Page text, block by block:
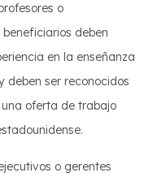
o
deben
en la enseñanza
deben ser reconocidos
oferta de trabajo
o gerentes